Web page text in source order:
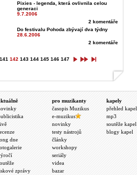
Pixies - legenda, která ovlivnila celou
generaci
9.7.2006
2 komentáře
Do festivalu Pohoda zbývají dva týdny
28.6.2006
2 komentáře
141 142 143 144 145 146 147
dne
zprávy
pro muzikanty
časopis Muzikus
e-muzikus
novinky
testy nástrojů
články
workshopy
seriály
videa
bazar
kapely
přehled kapel
mp3
soutěže kapel
blogy kapel